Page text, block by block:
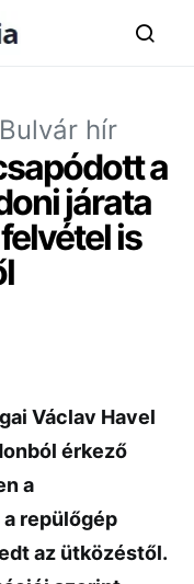
Bulvár hír
a
járata
is
Václav Havel
érkező
a
repülőgép
az ütközéstől.